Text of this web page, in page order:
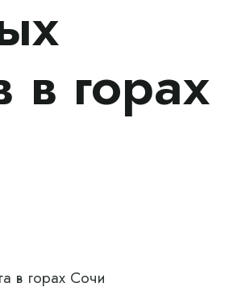
горах
в горах Сочи